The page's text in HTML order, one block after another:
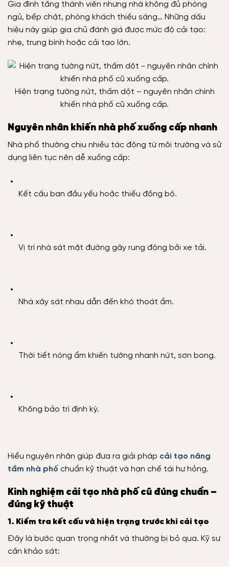
Gia đình tăng thành viên nhưng nhà không đủ phòng
ngủ, bếp chật, phòng khách thiếu sáng… Những dấu
hiệu này giúp gia chủ đánh giá được mức độ cải tạo:
nhẹ, trung bình hoặc cải tạo lớn.
Hiện trạng tường nứt, thấm dột – nguyên nhân chính
khiến nhà phố cũ xuống cấp.
Nguyên nhân khiến nhà phố xuống cấp nhanh
Nhà phố thường chịu nhiều tác động từ môi trường và sử
dụng liên tục nên dễ xuống cấp:
Kết cấu ban đầu yếu hoặc thiếu đồng bộ.
Vị trí nhà sát mặt đường gây rung động bởi xe tải.
Nhà xây sát nhau dẫn đến khó thoát ẩm.
Thời tiết nóng ẩm khiến tường nhanh nứt, sơn bong.
Không bảo trì định kỳ.
Hiểu nguyên nhân giúp đưa ra giải pháp cải tạo nâng
tầm nhà phố chuẩn kỹ thuật và hạn chế tái hư hỏng.
Kinh nghiệm cải tạo nhà phố cũ đúng chuẩn –
đúng kỹ thuật
1. Kiểm tra kết cấu và hiện trạng trước khi cải tạo
Đây là bước quan trọng nhất và thường bị bỏ qua. Kỹ sư
cần khảo sát: